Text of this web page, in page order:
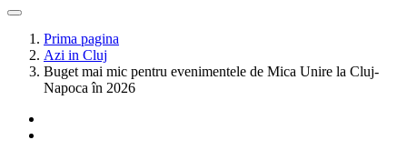
Prima pagina
Azi in Cluj
Buget mai mic pentru evenimentele de Mica Unire la Cluj-
Napoca în 2026